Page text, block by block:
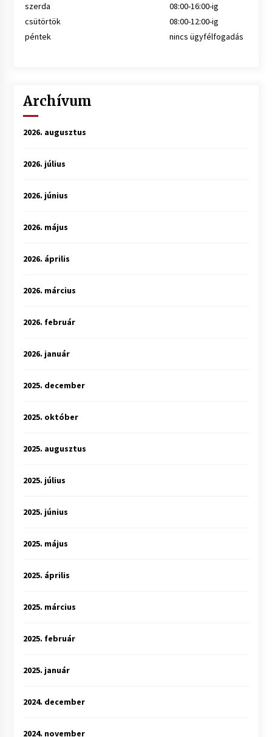
szerda
08:00-16:00-ig
csütörtök
08:00-12:00-ig
péntek
nincs ügyfélfogadás
Archívum
2026. augusztus
2026. július
2026. június
2026. május
2026. április
2026. március
2026. február
2026. január
2025. december
2025. október
2025. augusztus
2025. július
2025. június
2025. május
2025. április
2025. március
2025. február
2025. január
2024. december
2024. november